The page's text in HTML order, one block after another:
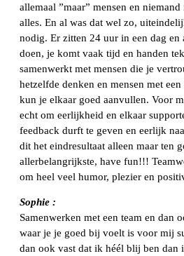
allemaal ”maar” mensen en
alles. En al was dat wel zo,
nodig. Er zitten 24 uur in een dag
doen, je komt vaak tijd en handen
samenwerkt met mensen die je
hetzelfde denken en mensen met
kun je elkaar goed aanvullen. Voor
echt om eerlijkheid en elkaar
feedback durft te geven en eerlijk
dit het eindresultaat alleen maar ten
allerbelangrijkste, have fun!!!
om heel veel humor, plezier en
Sophie :
Samenwerken met een team en dan
waar je je goed bij voelt is voor mij
dan ook vast dat ik héél blij ben dan